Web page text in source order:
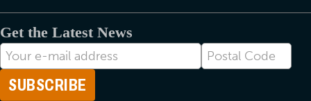
Get the Latest News
Adresse
électronique
Postal
Code